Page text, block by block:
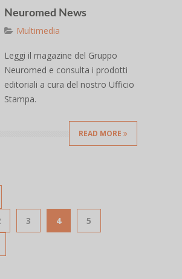
Neuromed News
Multimedia
Leggi il magazine del Gruppo
Neuromed e consulta i prodotti
editoriali a cura del nostro Ufficio
Stampa.
READ MORE
3 4 5